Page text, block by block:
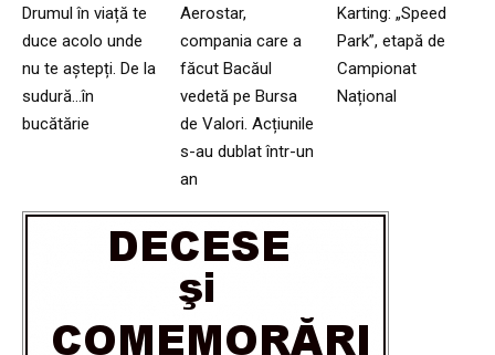
Drumul în viață te
duce acolo unde
nu te aștepți. De la
sudură…în
bucătărie
Aerostar,
compania care a
făcut Bacăul
vedetă pe Bursa
de Valori. Acțiunile
s-au dublat într-un
an
Karting: „Speed
Park”, etapă de
Campionat
Național